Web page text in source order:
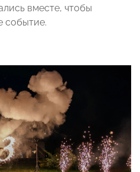
вместе, чтобы
событие.